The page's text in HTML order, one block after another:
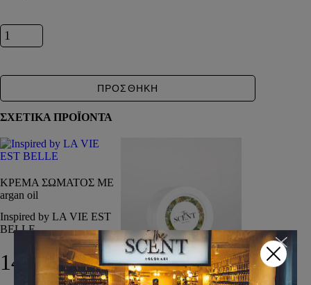
ΣΥΝΔΕΣΗ
Inspired by LA VIE EST BELLE ποσότητα
ΠΡΟΣΘΗΚΗ
ΣΧΕΤΙΚΑ ΠΡΟΪΟΝΤΑ
ΚΡΕΜΑ ΣΩΜΑΤΟΣ ΜΕ
argan oil
Inspired by LA VIE EST
BELLE
14,00€
BODY BUTTER